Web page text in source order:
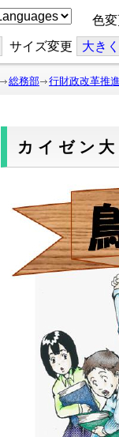
色
サイズ変更 大き
総務部 行財政改革推
カイゼン